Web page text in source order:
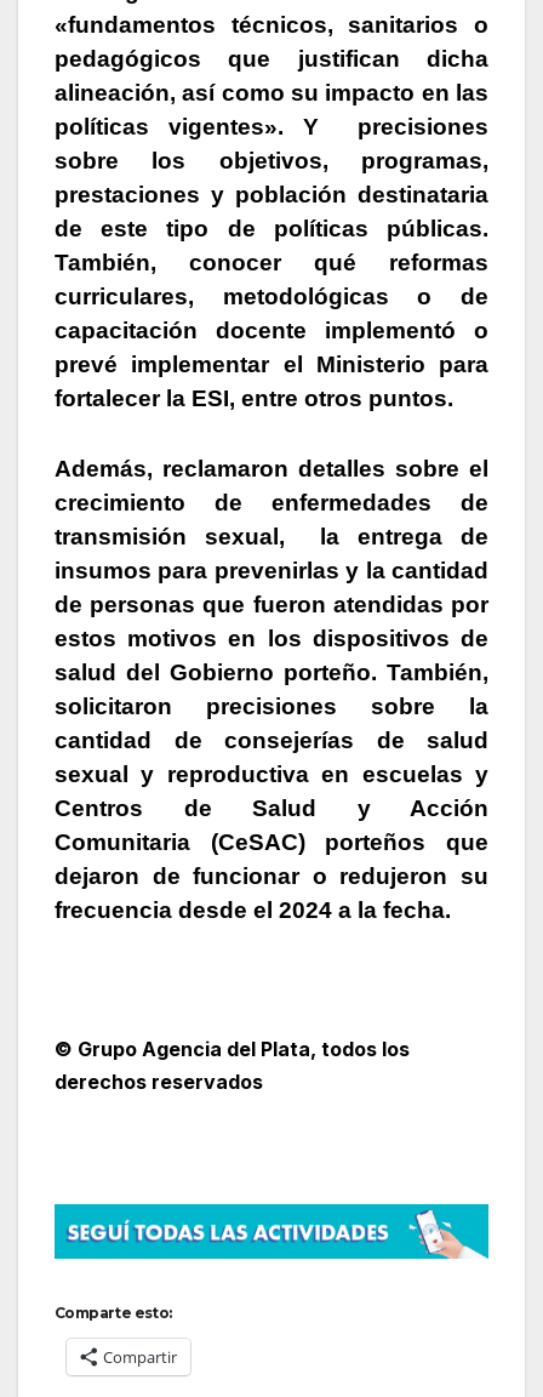
«fundamentos técnicos, sanitarios o
pedagógicos que justifican dicha
alineación, así como su impacto en las
políticas vigentes». Y precisiones
sobre los objetivos, programas,
prestaciones y población destinataria
de este tipo de políticas públicas.
También, conocer qué reformas
curriculares, metodológicas o de
capacitación docente implementó o
prevé implementar el Ministerio para
fortalecer la ESI, entre otros puntos.
Además, reclamaron detalles sobre el
crecimiento de enfermedades de
transmisión sexual, la entrega de
insumos para prevenirlas y la cantidad
de personas que fueron atendidas por
estos motivos en los dispositivos de
salud del Gobierno porteño. También,
solicitaron precisiones sobre la
cantidad de consejerías de salud
sexual y reproductiva en escuelas y
Centros de Salud y Acción
Comunitaria (CeSAC) porteños que
dejaron de funcionar o redujeron su
frecuencia desde el 2024 a la fecha.
© Grupo Agencia del Plata, todos los
derechos reservados
Comparte esto:
Compartir